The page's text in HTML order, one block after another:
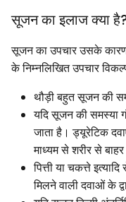
सूजन का इलाज क्या
सूजन का उपचार उसके
के निम्नलिखित उपचार
थौड़ी बहुत सूजन की
यदि सूजन की समस्या
जाता है। ड्यूरेटिक
माध्यम से शरीर से
पित्ती या चकत्ते
मिलने वाली दवाओं के